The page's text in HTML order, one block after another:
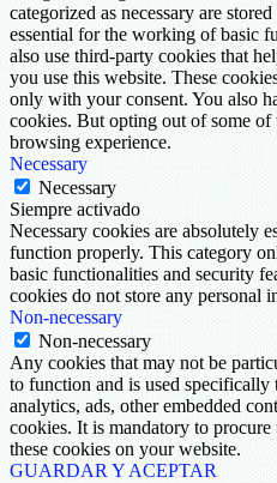
categorized as necessary are
essential for the working of basic
also use third-party cookies that
you use this website. These
only with your consent. You also
cookies. But opting out of some of
browsing experience.
Necessary
Necessary
Siempre activado
Necessary cookies are absolutely
function properly. This category
basic functionalities and security
cookies do not store any personal
Non-necessary
Non-necessary
Any cookies that may not be
to function and is used specifically
analytics, ads, other embedded
cookies. It is mandatory to
these cookies on your website.
GUARDAR Y ACEPTAR